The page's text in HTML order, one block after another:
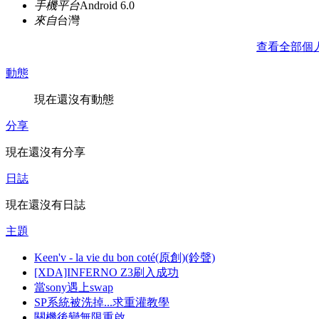
手機平台Android 6.0
來自台灣
查看全部個
動態
現在還沒有動態
分享
現在還沒有分享
日誌
現在還沒有日誌
主題
Keen'v - la vie du bon coté(原創)(鈴聲)
[XDA]INFERNO Z3刷入成功
當sony遇上swap
SP系統被洗掉...求重灌教學